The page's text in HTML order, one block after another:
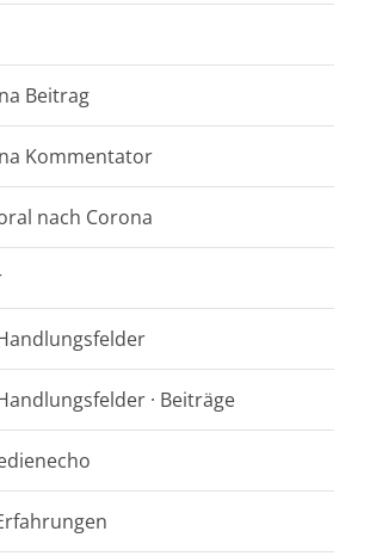
Beitrag
Kommentator
nach Corona
· Beiträge